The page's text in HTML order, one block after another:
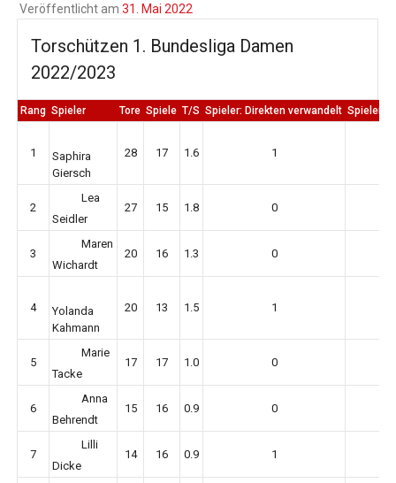
Veröffentlicht am 31. Mai 2022
Torschützen 1. Bundesliga Damen
2022/2023
Rang Spieler Tore Spiele T/S Spieler: Direkten verwandelt Spieler:
1
Saphira
Giersch
28 17 1.6 1
2
Lea
Seidler
27 15 1.8 0
3
Maren
Wichardt
20 16 1.3 0
4
Yolanda
Kahmann
20 13 1.5 1
5
Marie
Tacke
17 17 1.0 0
6
Anna
Behrendt
15 16 0.9 0
7
Lilli
Dicke
14 16 0.9 1